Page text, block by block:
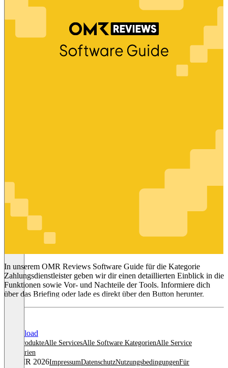
Zahlungsdienstleister
In unserem OMR Reviews Software Guide für die Kategorie
Zahlungsdienstleister geben wir dir einen detaillierten Einblick in die
Funktionen sowie Vor- und Nachteile der Tools. Informiere dich
über das Briefing oder lade es direkt über den Button herunter.
Download
Alle ProdukteAlle ServicesAlle Software KategorienAlle Service
Kategorien
© OMR 2026ImpressumDatenschutzNutzungsbedingungenFür